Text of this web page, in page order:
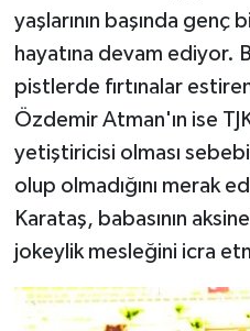
yaşlarının başında genç
hayatına devam ediyor.
pistlerde fırtınalar
Özdemir Atman'ın ise
yetiştiricisi olması
olup olmadığını merak
Karataş, babasının
jokeylik mesleğini icra